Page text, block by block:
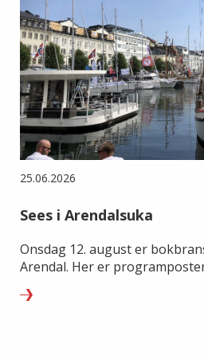
25.06.2026
Sees i Arendalsuka
Onsdag 12. august er
Arendal. Her er